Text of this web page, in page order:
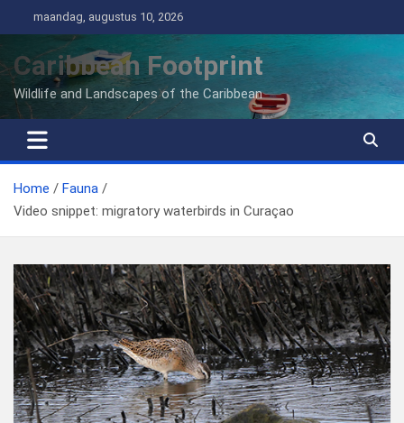
naar
inhoud
maandag, augustus 10, 2026
Caribbean Footprint
Wildlife and Landscapes of the Caribbean
Home
Fauna
Video snippet: migratory waterbirds in Curaçao